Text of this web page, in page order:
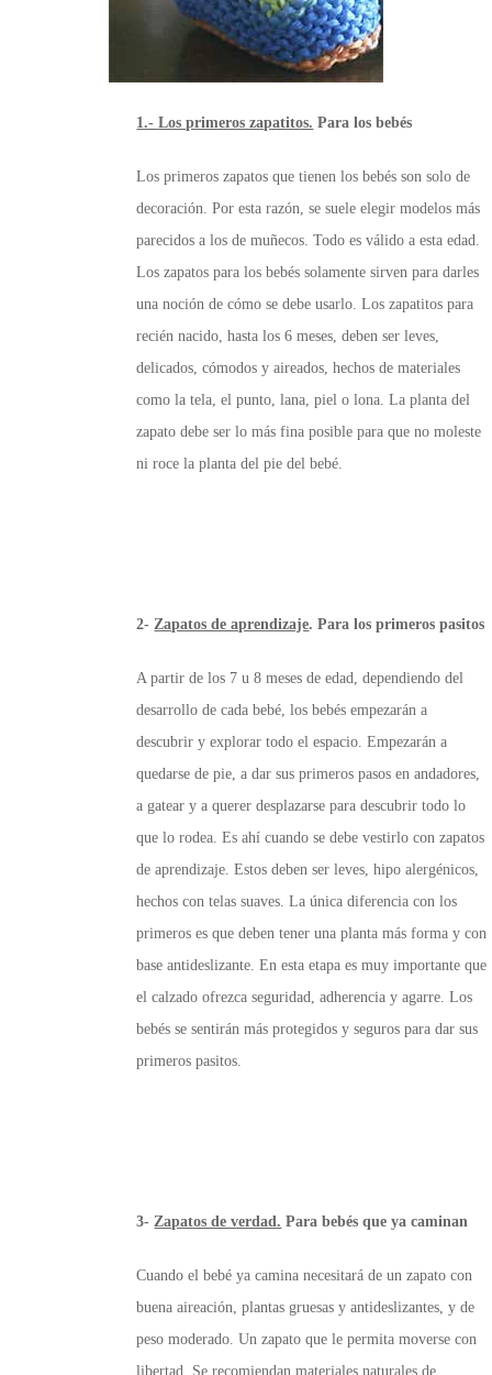
1.- Los primeros zapatitos. Para los bebés
Los primeros zapatos que tienen los bebés son solo de
decoración. Por esta razón, se suele elegir modelos más
parecidos a los de muñecos. Todo es válido a esta edad.
Los zapatos para los bebés solamente sirven para darles
una noción de cómo se debe usarlo. Los zapatitos para
recién nacido, hasta los 6 meses, deben ser leves,
delicados, cómodos y aireados, hechos de materiales
como la tela, el punto, lana, piel o lona. La planta del
zapato debe ser lo más fina posible para que no moleste
ni roce la planta del pie del bebé.
2-Zapatos de aprendizaje. Para los primeros pasitos
A partir de los 7 u 8 meses de edad, dependiendo del
desarrollo de cada bebé, los bebés empezarán a
descubrir y explorar todo el espacio. Empezarán a
quedarse de pie, a dar sus primeros pasos en andadores,
a gatear y a querer desplazarse para descubrir todo lo
que lo rodea. Es ahí cuando se debe vestirlo con zapatos
de aprendizaje. Estos deben ser leves, hipo alergénicos,
hechos con telas suaves. La única diferencia con los
primeros es que deben tener una planta más forma y con
base antideslizante. En esta etapa es muy importante que
el calzado ofrezca seguridad, adherencia y agarre. Los
bebés se sentirán más protegidos y seguros para dar sus
primeros pasitos.
3-Zapatos de verdad. Para bebés que ya caminan
Cuando el bebé ya camina necesitará de un zapato con
buena aireación, plantas gruesas y antideslizantes, y de
peso moderado. Un zapato que le permita moverse con
libertad. Se recomiendan materiales naturales de